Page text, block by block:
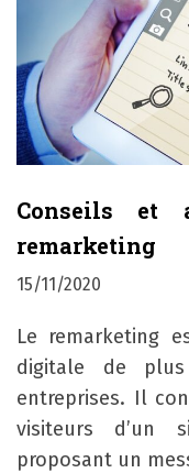
Conseils et
remarketing
15/11/2020
Le remarketing
digitale de
entreprises. Il
visiteurs d’un
proposant un